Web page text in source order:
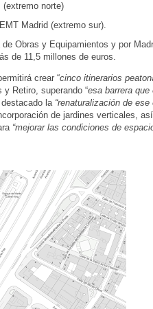
(extremo norte)
Madrid (extremo sur).
Obras y Equipamientos y por
de 11,5 millones de euros.
crear “cinco itinerarios
Retiro, superando “esa barrera
la “renaturalización de ese
de jardines verticales,
“mejorar las condiciones de